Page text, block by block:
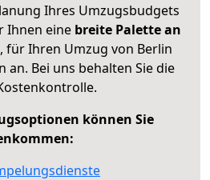
Ihres Umzugsbudgets
Ihnen eine breite Palette an
, für Ihren Umzug von Berlin
an. Bei uns behalten Sie die
können Sie